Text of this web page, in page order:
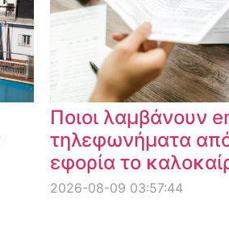
Ποιοι λαμβάνουν
τηλεφωνήματα
εφορία το
2026-08-09 03:57:44